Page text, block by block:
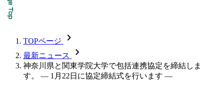
TOPページ chevron_forward
最新ニュース chevron_forward
神奈川県と関東学院大学で包括連携協定を締結しま
す。 — 1月22日に協定締結式を行います —